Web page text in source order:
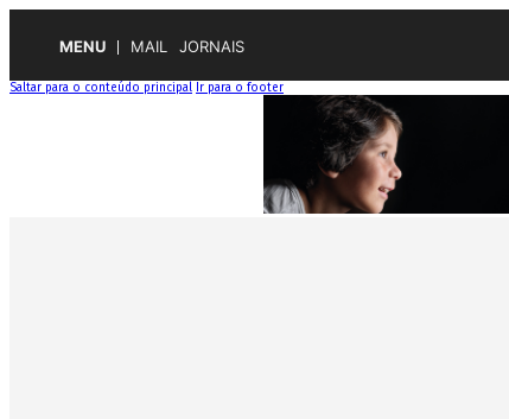
MENU MAIL JORNAIS
Saltar para o conteúdo principal Ir para o footer